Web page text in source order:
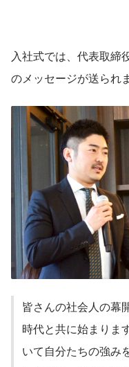
入社式では、代表取締
のメッセージが送られ
皆さんの社会人の幕
時代と共に始まりま
いて自分たちの強み